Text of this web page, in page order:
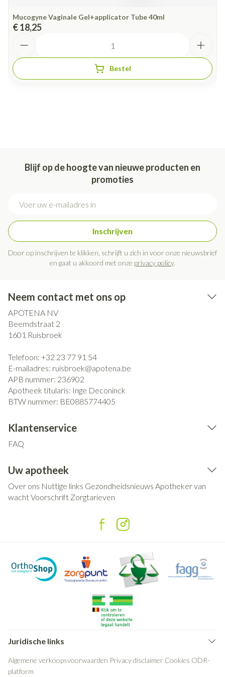
Mucogyne Vaginale Gel+applicator Tube 40ml
€ 18,25
Bestel
Blijf op de hoogte van nieuwe producten en
promoties
Inschrijven
Door op inschrijven te klikken, schrijft u zich in voor onze nieuwsbrief
en gaat u akkoord met onze privacy policy.
Neem contact met ons op
APOTENA NV
Beemdstraat 2
1601 Ruisbroek
Telefoon: +32 23 77 91 54
E-mailadres: ruisbroek@apotena.be
APB nummer: 236902
Apotheek titularis: Inge Deconinck
BTW nummer: BE0885774405
Klantenservice
FAQ
Uw apotheek
Over ons Nuttige links Gezondheidsnieuws Apotheker van
wachtVoorschrift Zorgtarieven
Juridische links
Algemene verkoopsvoorwaarden Privacy disclaimer Cookies ODR-
platform